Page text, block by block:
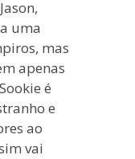
uma
mas
apenas
é
e
ao
vai